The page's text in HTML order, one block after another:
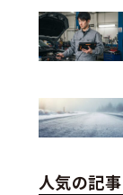
人気の記事